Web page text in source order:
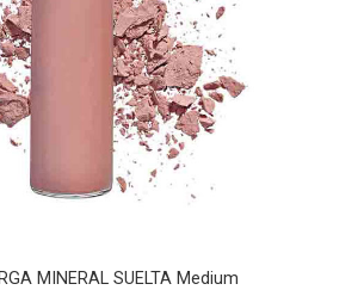
MINERAL SUELTA Medium